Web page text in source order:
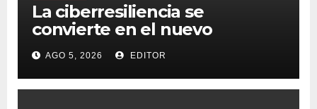
La ciberresiliencia se
convierte en el nuevo
estándar para proteger a las
organizaciones frente al
ransomware
AGO 5, 2026 EDITOR